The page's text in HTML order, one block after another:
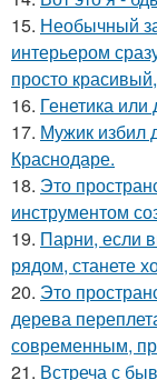
15. Необычный
интерьером
просто
16. Генетика
17. Мужик избил
Краснодаре.
18. Это
инструментом
19. Парни, если
рядом, станете
20. Это
дерева
современным,
21. Встреча с